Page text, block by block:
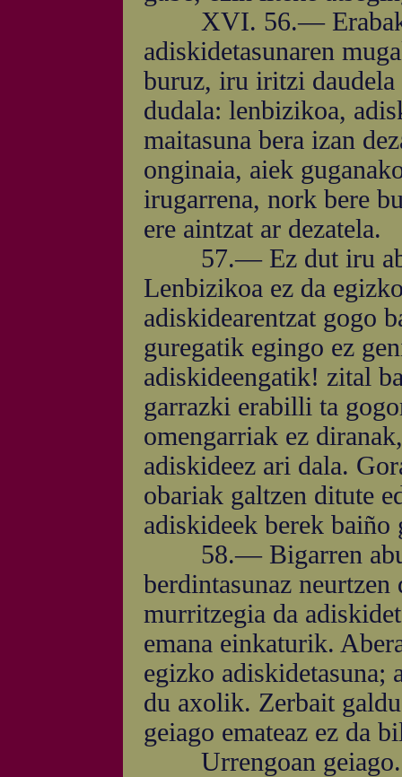
XVI. 56.— Erabaki
adiskidetasunaren
buruz, iru iritzi daudela
dudala: lenbizikoa,
maitasuna bera izan
onginaia, aiek
irugarrena, nork bere
ere aintzat ar dezatela.
57.— Ez dut iru
Lenbizikoa ez da
adiskidearentzat gogo
guregatik egingo ez
adiskideengatik! zital
garrazki erabilli ta
omengarriak ez
adiskideez ari dala.
obariak galtzen ditute
adiskideek berek baiño
58.— Bigarren
berdintasunaz
murritzegia da
emana einkaturik.
egizko adiskidetasuna;
du axolik. Zerbait
geiago emateaz ez da
Urrengoan geiago.